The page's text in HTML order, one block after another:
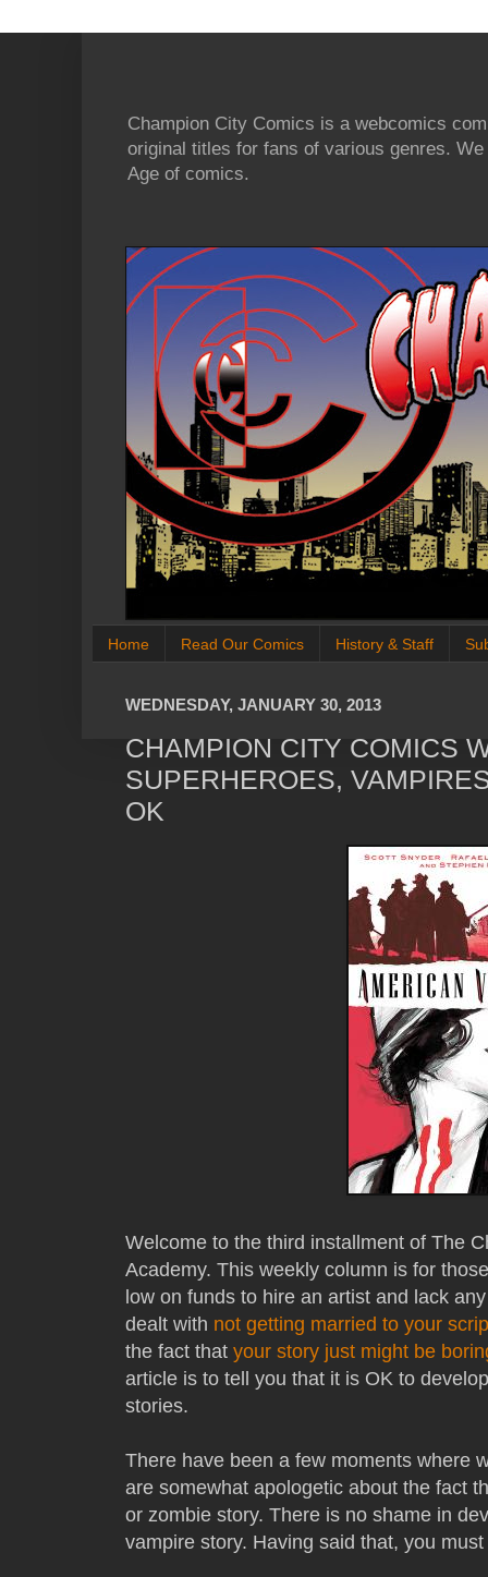
Champion City Comics is a webcomics
original titles for fans of various genres.
Age of comics.
Home Read Our Comics History & Staff
WEDNESDAY, JANUARY 30, 2013
CHAMPION CITY COMICS
SUPERHEROES,
OK
Welcome to the third installment of The
Academy. This weekly column is for
low on funds to hire an artist and lack
dealt with not getting married to your
the fact that your story just might be
article is to tell you that it is OK to
stories.
There have been a few moments where
are somewhat apologetic about the fact
or zombie story. There is no shame in
vampire story. Having said that, you